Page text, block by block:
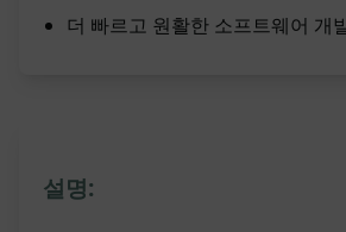
더 빠르고 원활한 소프트웨어 개
설명: